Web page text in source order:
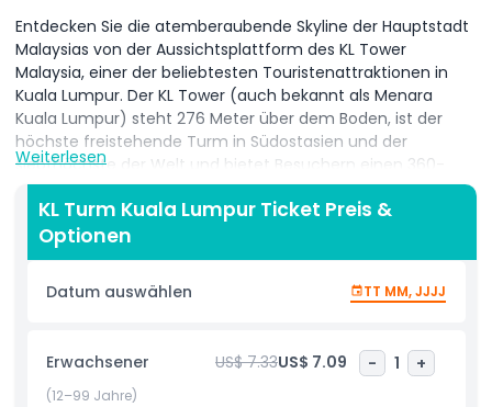
Entdecken Sie die atemberaubende Skyline der Hauptstadt
Malaysias von der Aussichtsplattform des KL Tower
Malaysia, einer der beliebtesten Touristenattraktionen in
Kuala Lumpur. Der KL Tower (auch bekannt als Menara
Kuala Lumpur) steht 276 Meter über dem Boden, ist der
höchste freistehende Turm in Südostasien und der
siebthöchste der Welt und bietet Besuchern einen 360-
Grad-Panoramablick auf Kuala Lumpur. Von der
Aussichtsplattform genießen Sie einen atemberaubenden
Blick auf die wichtigsten Wahrzeichen der Stadt,
einschließlich der ikonischen Petronas Twin Towers,
umgeben von einer dynamischen Mischung aus modernen
Wolkenkratzern und üppigem Grün. Dies ist der perfekte Ort
Sie tagsüber kommen, um das geschäftige Treiben der
Stadt zu sehen, oder nachts, wenn die Skyline in
spektakulären Farben erstrahlt. Die Aussichtsplattform des
Weiterlesen
KL Turm Kuala Lumpur Ticket Preis &
Optionen
Datum auswählen TT MM, JJJJ
Erwachsener US$ 7.33US$ 7.09 - 1 +
(12–99 Jahre)